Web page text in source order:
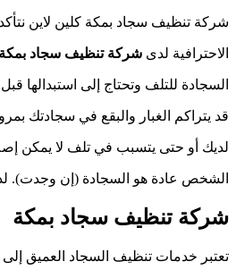
شركة تنظيف سجاد بمكة كلين لاين
الاحترافية لدى شركة تنظيف سجاد بمكة
السجادة للتلف وتحتاج إلى استبدالها
قد يتراكم الغبار والبقع في سجادتك
لديك أو حتى يتسبب في تلف لا يمكن
الشخص عادة هو السجادة (إن وجدت).
شركة تنظيف سجاد بمكة
تعتبر خدمات تنظيف السجاد العميق